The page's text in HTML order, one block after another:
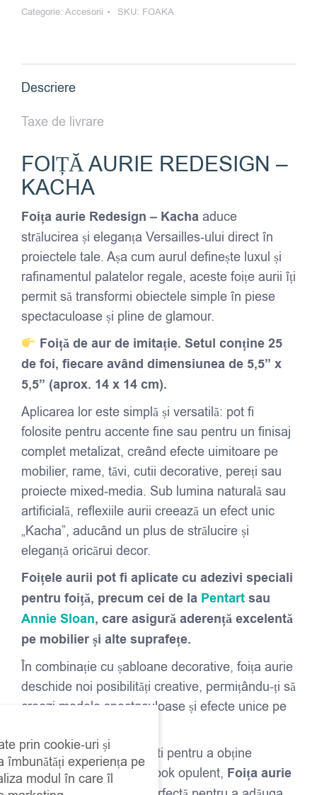
Redesign
Categorie: Accesorii SKU: FOAKA
Descriere
Taxe de livrare
FOIȚĂ AURIE REDESIGN –
KACHA
Foița aurie Redesign – Kacha aduce
strălucirea și eleganța Versailles-ului direct în
proiectele tale. Așa cum aurul definește luxul și
rafinamentul palatelor regale, aceste foițe aurii îți
permit să transformi obiectele simple în piese
spectaculoase și pline de glamour.
Foiță de aur de imitație. Setul conține 25
de foi, fiecare având dimensiunea de 5,5” x
5,5” (aprox. 14 x 14 cm).
Aplicarea lor este simplă și versatilă: pot fi
folosite pentru accente fine sau pentru un finisaj
complet metalizat, creând efecte uimitoare pe
mobilier, rame, tăvi, cutii decorative, pereți sau
proiecte mixed-media. Sub lumina naturală sau
artificială, reflexiile aurii creează un efect unic
„Kacha”, aducând un plus de strălucire și
eleganță oricărui decor.
Foițele aurii pot fi aplicate cu adezivi speciali
pentru foiță, precum cei de la Pentart sau
Annie Sloan, care asigură aderență excelentă
pe mobilier și alte suprafețe.
În combinație cu șabloane decorative, foița aurie
deschide noi posibilități creative, permițându-ți să
creezi modele spectaculoase și efecte unice pe
Indiferent dacă o folosești pentru a obține
accente subtile sau un look opulent, Foița aurie
prin cookie-uri și
îmbunătăți experiența pe
modul în care îl